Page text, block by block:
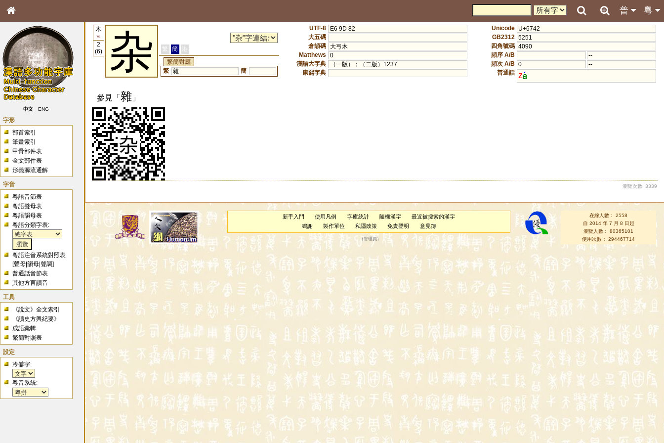
粵
普
中文 ENG
字形
部首索引
筆畫索引
甲骨部件表
金文部件表
形義源流通解
字音
粵語音節表
粵語聲母表
粵語韻母表
粵語分類字表:
粵語注音系統對照表
[聲母 |韻母 |聲調]
普通話音節表
其他方言讀音
工具
《說文》全文索引
《讀史方輿紀要》
成語彙輯
繁簡對照表
設定
冷僻字:
粵音系統:
木
75
2
(6)
杂 繁 簡
港
繁簡對應
繁 雜 簡
UTF-8
E6 9D 82
大五碼
倉頡碼 大弓木
Matthews
0
漢語大字典
（一版）；（二版）1237
康熙字典
Unicode U+6742
GB2312 5251
四角號碼 4090
頻序 A/B
--
頻次 A/B 0
--
普通話 z
參見「雜」
瀏覽次數: 3339
新手入門 使用凡例 字庫統計 隨機漢字
最近被搜索的漢字
鳴謝
製作單位 私隱政策 免責聲明 意見簿
（管理員）
在線人數： 2558
自 2014 年 7 月 8 日起
瀏覽人數： 80365101
使用次數： 294467714